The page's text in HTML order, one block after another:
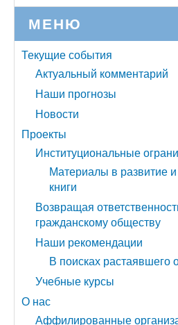
МЕНЮ
Текущие события
Актуальный комментарий
Наши прогнозы
Новости
Проекты
Институциональные
Материалы в развитие
книги
Возвращая
гражданскому обществу
Наши рекомендации
В поисках растаявшего
Учебные курсы
О нас
Аффилированные